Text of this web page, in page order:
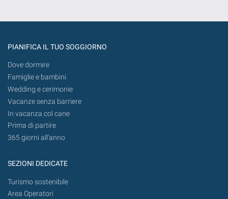
PIANIFICA IL TUO SOGGIORNO
Dove dormire
Famiglie e bambini
Wedding e cerimonie
Vacanze senza barriere
In vacanza col cane
Prima di partire
365 giorni all’anno
SEZIONI DEDICATE
Turismo sostenibile
Area Operatori